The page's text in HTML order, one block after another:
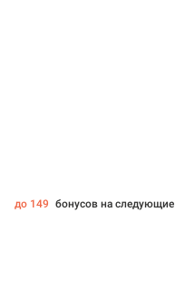
до 149 бонусов на